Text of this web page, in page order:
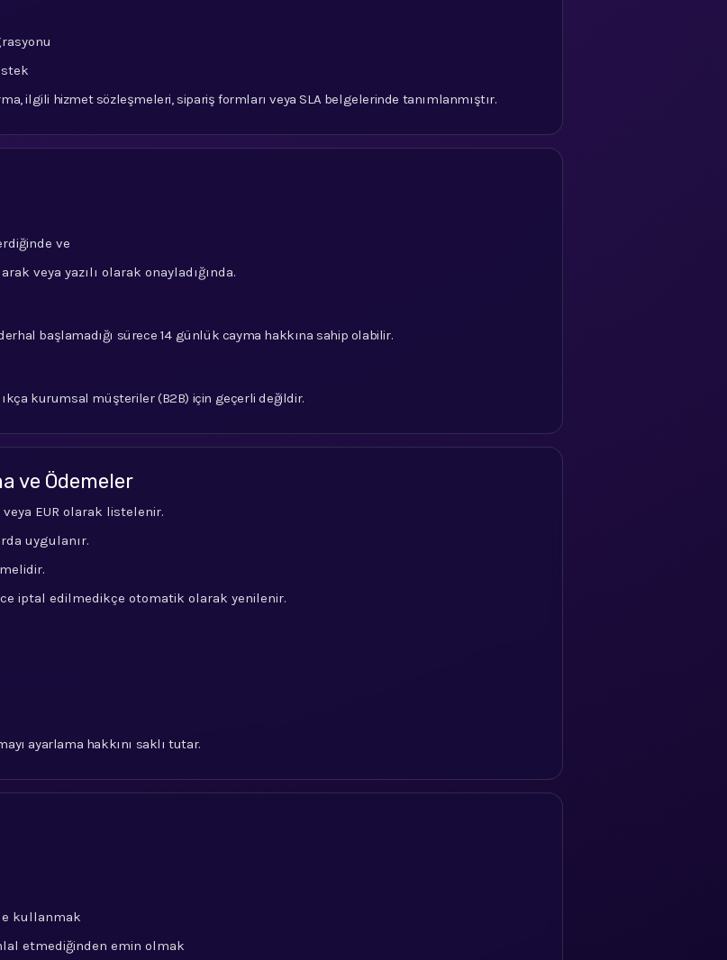
ilgili hizmet sözleşmeleri, sipariş formları veya SLA belgelerinde tanımlanmıştır.
ve
veya yazılı olarak onayladığında.
başlamadığı sürece 14 günlük cayma hakkına sahip olabilir.
kurumsal müşteriler (B2B) için geçerli değildir.
ve Ödemeler
EUR olarak listelenir.
uygulanır.
iptal edilmedikçe otomatik olarak yenilenir.
ayarlama hakkını saklı tutar.
kullanmak
etmediğinden emin olmak